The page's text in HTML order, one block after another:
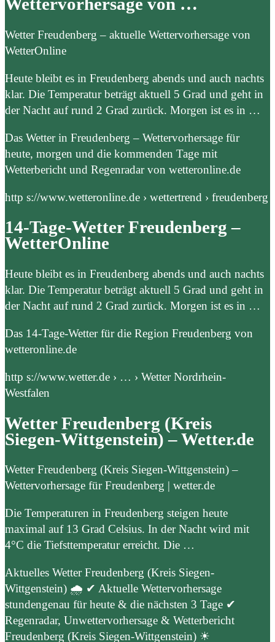
Wettervorhersage von …
Wetter Freudenberg – aktuelle Wettervorhersage von
WetterOnline
Heute bleibt es in Freudenberg abends und auch nachts
klar. Die Temperatur beträgt aktuell 5 Grad und geht in
der Nacht auf rund 2 Grad zurück. Morgen ist es in …
Das Wetter in Freudenberg – Wettervorhersage für
heute, morgen und die kommenden Tage mit
Wetterbericht und Regenradar von wetteronline.de
http s://www.wetteronline.de › wettertrend › freudenberg
14-Tage-Wetter Freudenberg –
WetterOnline
Heute bleibt es in Freudenberg abends und auch nachts
klar. Die Temperatur beträgt aktuell 5 Grad und geht in
der Nacht auf rund 2 Grad zurück. Morgen ist es in …
Das 14-Tage-Wetter für die Region Freudenberg von
wetteronline.de
http s://www.wetter.de › … › Wetter Nordrhein-
Westfalen
Wetter Freudenberg (Kreis
Siegen-Wittgenstein) – Wetter.de
Wetter Freudenberg (Kreis Siegen-Wittgenstein) –
Wettervorhersage für Freudenberg | wetter.de
Die Temperaturen in Freudenberg steigen heute
maximal auf 13 Grad Celsius. In der Nacht wird mit
4°C die Tiefsttemperatur erreicht. Die …
Aktuelles Wetter Freudenberg (Kreis Siegen-
Wittgenstein) 🌧️ ✔ Aktuelle Wettervorhersage
stundengenau für heute & die nächsten 3 Tage ✔
Regenradar, Unwettervorhersage & Wetterbericht
Freudenberg (Kreis Siegen-Wittgenstein) ☀